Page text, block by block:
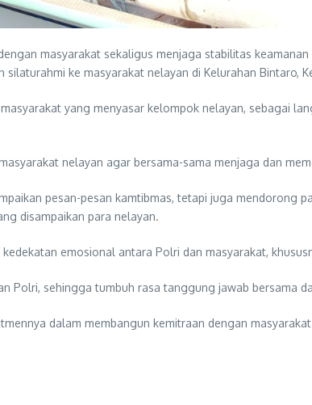
masyarakat sekaligus menjaga stabilitas
ke masyarakat nelayan di Kelurahan Bintaro,
yang menyasar kelompok nelayan, sebagai
nelayan agar bersama-sama menjaga dan
pesan-pesan kamtibmas, tetapi juga mendorong
disampaikan para nelayan.
emosional antara Polri dan masyarakat,
Polri, sehingga tumbuh rasa tanggung jawab bersama
dalam membangun kemitraan dengan